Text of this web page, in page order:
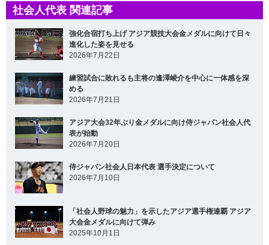
社会人代表 関連記事
強化合宿打ち上げ アジア競技大会金メダルに向けて日々
進化した姿を見せる
2026年7月22日
練習試合に敗れるも主将の逢澤崚介を中心に一体感を深
める
2026年7月21日
アジア大会32年ぶり金メダルに向け侍ジャパン社会人代
表が始動
2026年7月20日
侍ジャパン社会人日本代表 選手決定について
2026年7月10日
「社会人野球の魅力」を示したアジア選手権連覇 アジア
大会金メダルに向けて弾み
2025年10月1日